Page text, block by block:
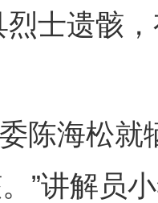
士遗骸
海松就
”讲解员